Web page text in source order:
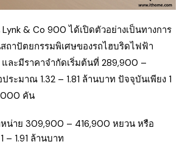
& Co 900 ได้เปิดตัวอย่างเป็นทางการ
ถาปัตยกรรมพิเศษของรถไฮบริดไฟฟ้า
ละมีราคาจำกัดเริ่มต้นที่ 289,900 –
ะมาณ 1.32 – 1.81 ล้านบาท ปัจจุบันเพียง 1
คัน
น่าย 309,900 – 416,900 หยวน หรือ
– 1.91 ล้านบาท